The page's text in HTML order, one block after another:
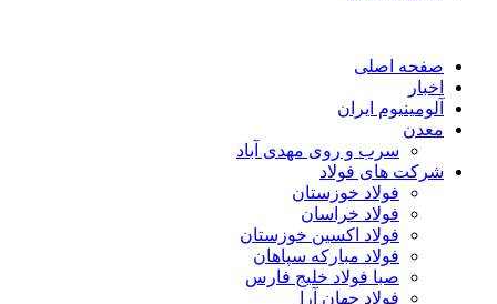
صفحه اصلی
اخبار
آلومینیوم ایران
معدن
سرب و روی مهدی آباد
شرکت های فولاد
فولاد خوزستان
فولاد خراسان
فولاد اکسین خوزستان
فولاد مبارکه سپاهان
صبا فولاد خلیج فارس
فولاد جهان آرا